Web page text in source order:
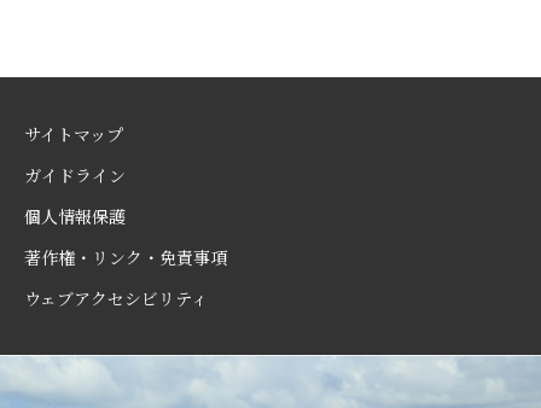
サイトマップ
ガイドライン
個人情報保護
著作権・リンク・免責事項
ウェブアクセシビリティ